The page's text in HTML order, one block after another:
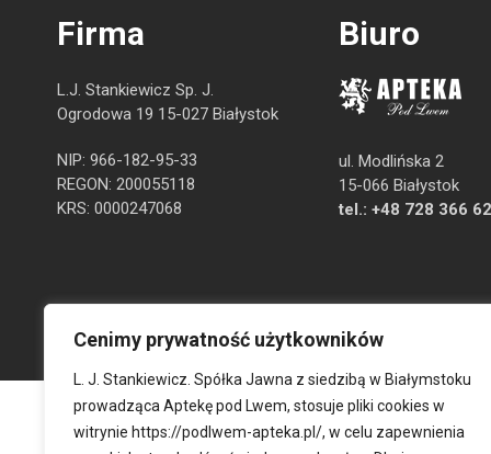
Cenimy prywatność użytkowników
L. J. Stankiewicz. Spółka Jawna z siedzibą w Białymstoku
prowadząca Aptekę pod Lwem, stosuje pliki cookies w
witrynie https://podlwem-apteka.pl/, w celu zapewnienia
Firma
L.J. Stankiewicz Sp. J.
Ogrodowa 19 15-027 Białystok
NIP: 966-182-95-33
REGON: 200055118
KRS: 0000247068
Biuro
ul. Modlińska 2
15-066 Białystok
tel.: +48 728 366